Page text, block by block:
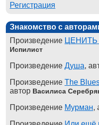
Регистрация
Знакомство с
Произведение
Испилист
Произведение Душа,
Произведение The
автор Василиса
Произведение Мурман,